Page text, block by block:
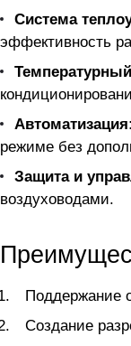
Система
эффективность
Автоматизация:
режиме без
Защита и
воздуховодами.
Поддержание
Создание